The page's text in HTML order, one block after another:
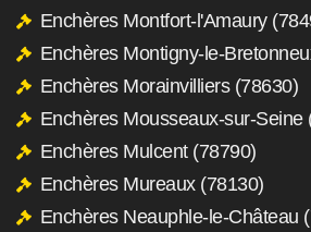
Enchères Montfort-l'Amaury
Enchères Montigny-le-
Enchères Morainvilliers (78630)
Enchères Mousseaux-sur-Seine
Enchères Mulcent (78790)
Enchères Mureaux (78130)
Enchères Neauphle-le-Château